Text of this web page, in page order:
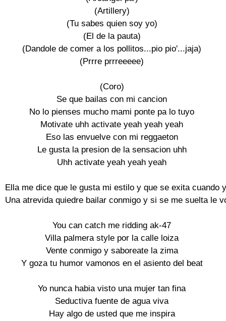
(Artillery)
(Tu sabes quien soy yo)
(El de la pauta)
(Dandole de comer a los pollitos...pio pio'...jaja)
(Prrre prrreeeee)
(Coro)
Se que bailas con mi cancion
No lo pienses mucho mami ponte pa lo tuyo
Motivate uhh activate yeah yeah yeah
Eso las envuelve con mi reggaeton
Le gusta la presion de la sensacion uhh
Uhh activate yeah yeah yeah
Ella me dice que le gusta mi estilo y que se exita cuando
Una atrevida quiedre bailar conmigo y si se me suelta le
You can catch me ridding ak-47
Villa palmera style por la calle loiza
Vente conmigo y saboreate la zima
Y goza tu humor vamonos en el asiento del beat
Yo nunca habia visto una mujer tan fina
Seductiva fuente de agua viva
Hay algo de usted que me inspira